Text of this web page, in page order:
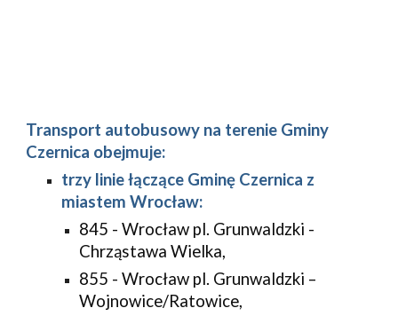
Transport autobusowy na terenie Gminy
Czernica obejmuje:
trzy linie łączące Gminę Czernica z
miastem Wrocław:
845 - Wrocław pl. Grunwaldzki -
Chrząstawa Wielka,
855 - Wrocław pl. Grunwaldzki –
Wojnowice/Ratowice,